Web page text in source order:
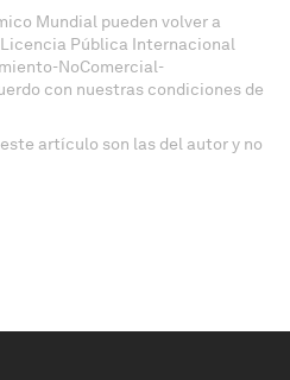
Mundial pueden volver a
Pública Internacional
NoComercial-
con nuestras condiciones de
artículo son las del autor y no